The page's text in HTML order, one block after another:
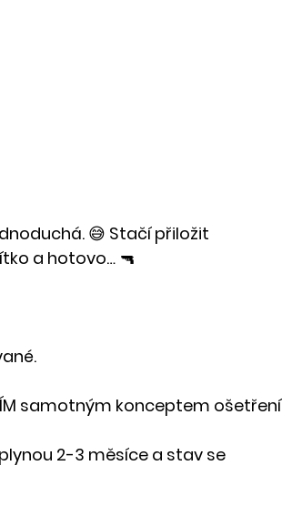
😅 Stačí přiložit
a hotovo… 🔫
samotným konceptem ošetření
2-3 měsíce a stav se